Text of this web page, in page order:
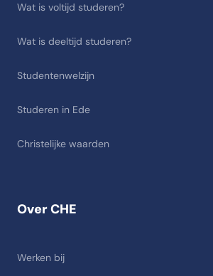
Over CHE
Werken bij
Wat is voltijd studeren?
Wat is deeltijd studeren?
Studentenwelzijn
Studeren in Ede
Christelijke waarden